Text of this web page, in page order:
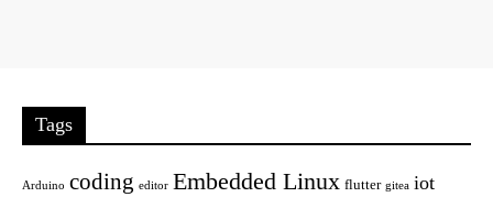
Tags
Arduino coding editor Embedded Linux flutter gitea iot